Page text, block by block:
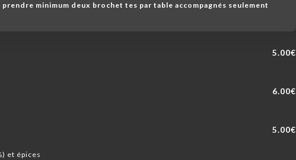
minimum deux brochet tes par table accompagnés seulement
5.00€
6.00€
5.00€
et épices